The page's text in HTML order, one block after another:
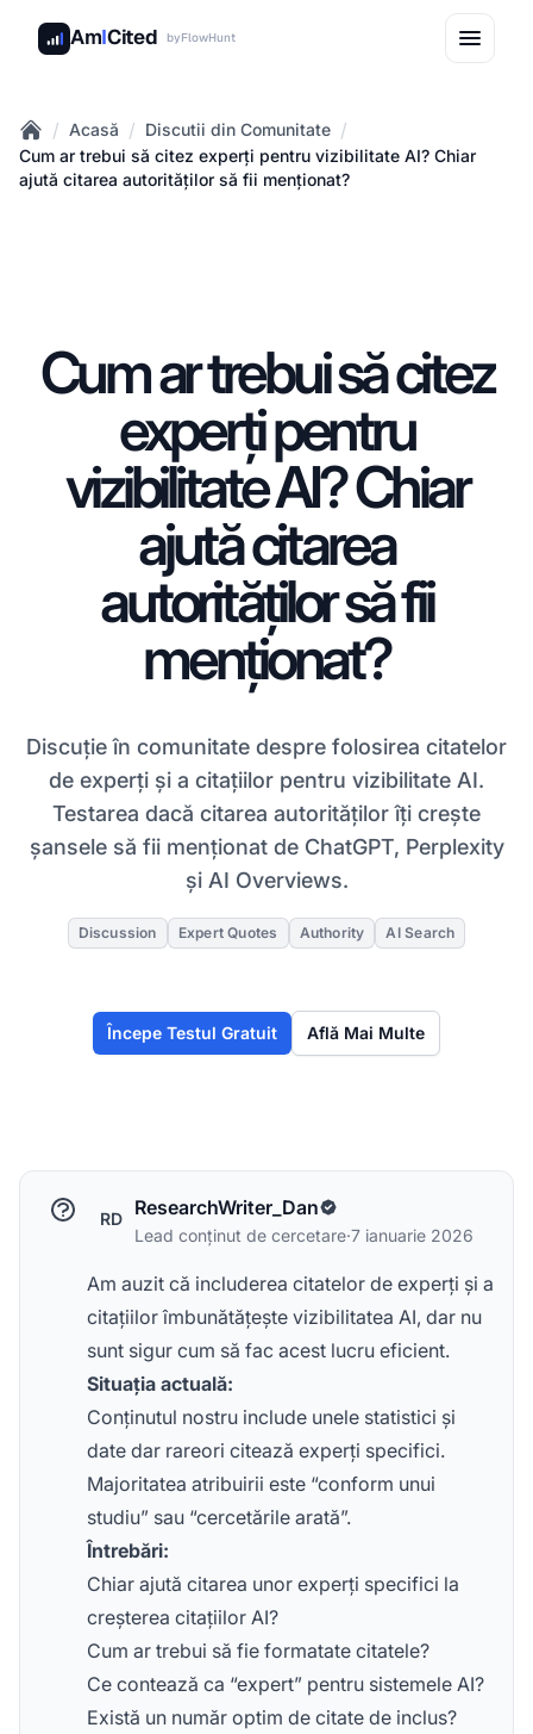
AmICited byFlowHunt
Home
/ Acasă / Discutii din Comunitate /
Cum ar trebui să citez experți pentru vizibilitate AI? Chiar
ajută citarea autorităților să fii menționat?
Cum ar trebui să citez
experți pentru
vizibilitate AI? Chiar
ajută citarea
autorităților să fii
menționat?
Discuție în comunitate despre folosirea citatelor
de experți și a citațiilor pentru vizibilitate AI.
Testarea dacă citarea autorităților îți crește
șansele să fii menționat de ChatGPT, Perplexity
și AI Overviews.
Discussion Expert Quotes Authority AI Search
Începe Testul Gratuit Află Mai Multe
RD ResearchWriter_Dan
Lead conținut de cercetare·7 ianuarie 2026
Am auzit că includerea citatelor de experți și a
citațiilor îmbunătățește vizibilitatea AI, dar nu
sunt sigur cum să fac acest lucru eficient.
Situația actuală:
Conținutul nostru include unele statistici și
date dar rareori citează experți specifici.
Majoritatea atribuirii este “conform unui
studiu” sau “cercetările arată”.
Întrebări:
Chiar ajută citarea unor experți specifici la
creșterea citațiilor AI?
Cum ar trebui să fie formatate citatele?
Ce contează ca “expert” pentru sistemele AI?
Există un număr optim de citate de inclus?